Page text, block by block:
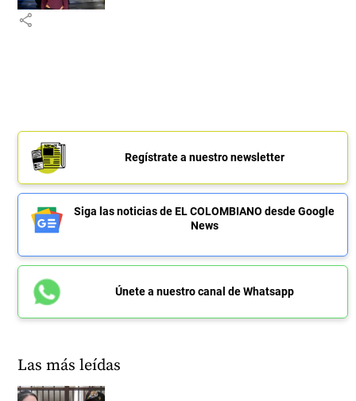
share
Regístrate a nuestro newsletter
Siga las noticias de EL COLOMBIANO desde Google
News
Únete a nuestro canal de Whatsapp
Las más leídas